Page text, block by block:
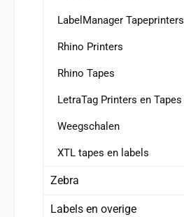
LabelManager Tapeprinters
Rhino Printers
Rhino Tapes
LetraTag Printers en Tapes
Weegschalen
XTL tapes en labels
Zebra
Labels en overige